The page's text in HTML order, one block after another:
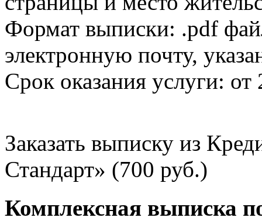
Формат выписки: .pdf
электронную почту,
Срок оказания услуги: от
Заказать выписку из
Стандарт» (700 руб.)
Комплексная выписка